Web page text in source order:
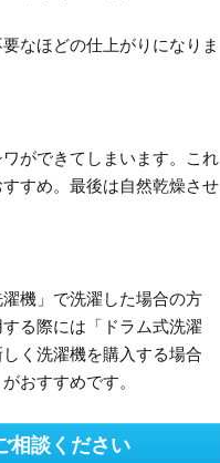
なほどの仕上がりになりま
ができてしまいます。これ
すめ。最後は自然乾燥させ
機」で洗濯した場合の方
る際には「ドラム式洗濯
く洗濯機を購入する場合
おすすめです。
相談ください